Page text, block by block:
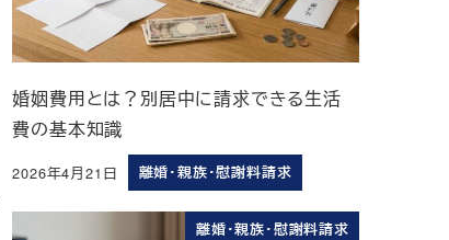
婚姻費用とは？別居中に請求できる生活
費の基本知識
投稿日
2026年4月21日 離婚・親族・慰謝料請求
離婚・親族・慰謝料請求